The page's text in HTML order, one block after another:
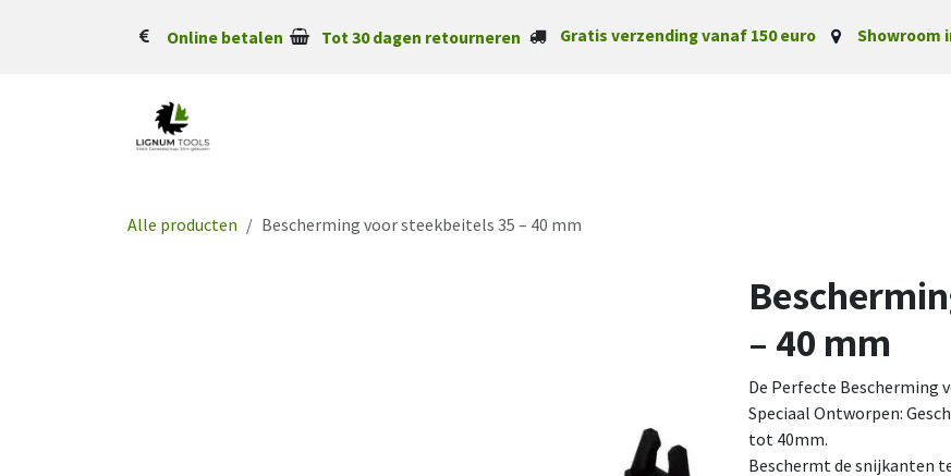
Online betalen Tot 30 dagen retourneren Gratis verzending vanaf 150 euro Showroom
Alle producten Bescherming voor steekbeitels 35 – 40 mm
– 40 mm
De Perfecte Bescherming
Speciaal Ontworpen:
tot 40mm.
Beschermt de snijkanten